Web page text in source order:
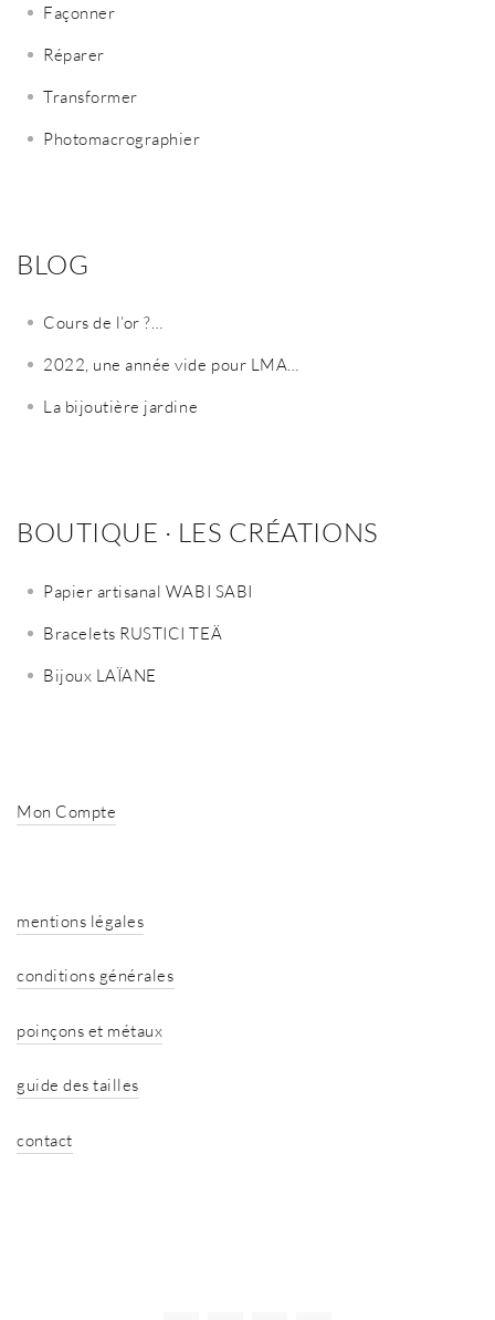
Façonner
Réparer
Transformer
Photomacrographier
BLOG
Cours de l’or ?…
2022, une année vide pour LMA…
La bijoutière jardine
BOUTIQUE · LES CRÉATIONS
Papier artisanal WABI SABI
Bracelets RUSTICI TEÄ
Bijoux LAÏANE
Mon Compte
mentions légales
conditions générales
poinçons et métaux
guide des tailles
contact